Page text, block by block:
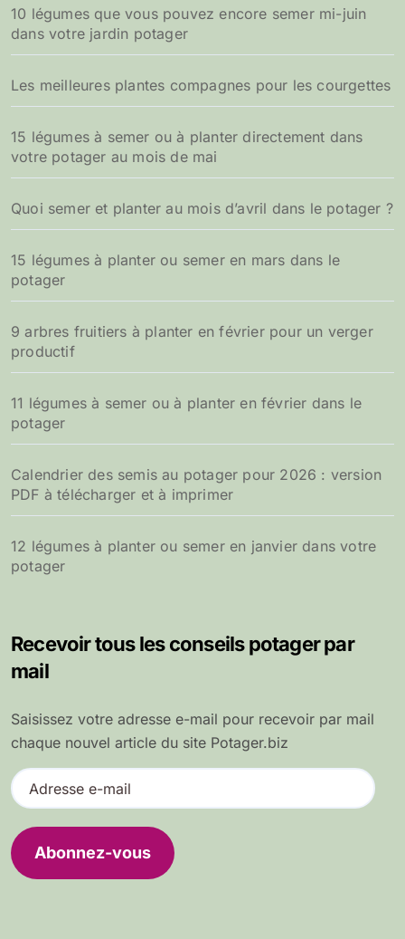
10 légumes que vous pouvez encore semer mi-juin
dans votre jardin potager
Les meilleures plantes compagnes pour les courgettes
15 légumes à semer ou à planter directement dans
votre potager au mois de mai
Quoi semer et planter au mois d’avril dans le potager ?
15 légumes à planter ou semer en mars dans le
potager
9 arbres fruitiers à planter en février pour un verger
productif
11 légumes à semer ou à planter en février dans le
potager
Calendrier des semis au potager pour 2026 : version
PDF à télécharger et à imprimer
12 légumes à planter ou semer en janvier dans votre
potager
Recevoir tous les conseils potager par
mail
Saisissez votre adresse e-mail pour recevoir par mail
chaque nouvel article du site Potager.biz
A
d
e
s
Abonnez-vous